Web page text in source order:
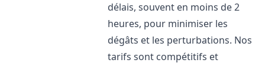
délais, souvent en moins de 2
heures, pour minimiser les
dégâts et les perturbations. Nos
tarifs sont compétitifs et